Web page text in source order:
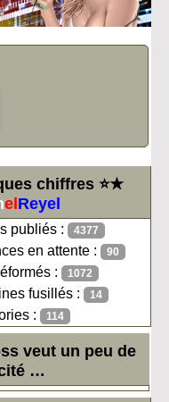
chiffres ⭐★
el Reyel
publiés : 4377
en attente : 90
: 1072
fusillés : 14
: 114
veut un peu de
…